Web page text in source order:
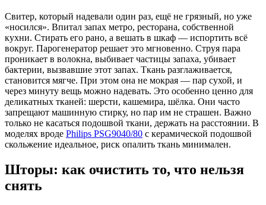
Свитер, который надевали один раз, ещё не грязный, но уже
«носился». Впитал запах метро, ресторана, собственной
кухни. Стирать его рано, а вешать в шкаф — испортить всё
вокруг. Парогенератор решает это мгновенно. Струя пара
проникает в волокна, выбивает частицы запаха, убивает
бактерии, вызвавшие этот запах. Ткань разглаживается,
становится мягче. При этом она не мокрая — пар сухой, и
через минуту вещь можно надевать. Это особенно ценно для
деликатных тканей: шерсти, кашемира, шёлка. Они часто
запрещают машинную стирку, но пар им не страшен. Важно
только не касаться подошвой ткани, держать на расстоянии. В
моделях вроде Philips PSG9040/80 с керамической подошвой
скольжение идеальное, риск опалить ткань минимален.
Шторы: как очистить то, что нельзя
снять